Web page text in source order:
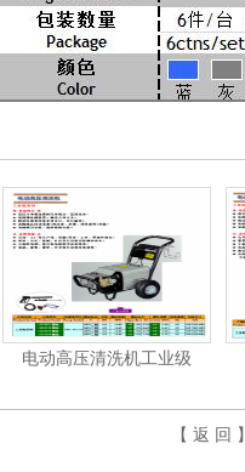
电动高压清洗机工业级
【 返 回 】